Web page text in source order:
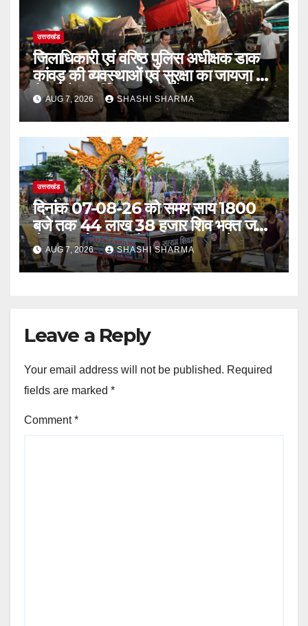
उत्तराखंड
जिलाधिकारी एवं वरिष्ठ पुलिस अधीक्षक डाक
कांवड़ की व्यवस्थाओं एवं सुरक्षा का जायजा लेने
बैरागी कैंप पार्किंग स्थल जीरो ग्राउंड पर देर
रात्रि पहुंचे
AUG 7, 2026 SHASHI SHARMA
उत्तराखंड
दिनांक 07-08-26 को समय साय 1800
बजे तक 44 लाख 38 हजार शिव भक्त जल
लेकर अपने गंतव्य को प्रस्थान कर चुके
AUG 7, 2026 SHASHI SHARMA
Leave a Reply
Your email address will not be published. Required
fields are marked *
Comment*